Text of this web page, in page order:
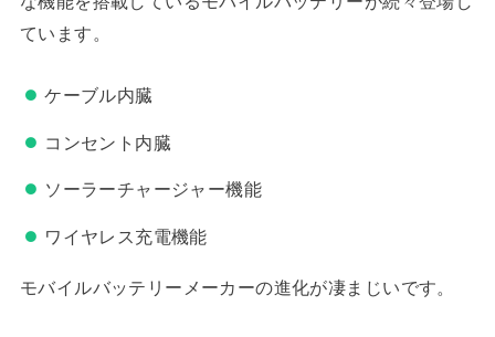
ています。
ケーブル内臓
コンセント内臓
ソーラーチャージャー機能
ワイヤレス充電機能
モバイルバッテリーメーカーの進化が凄まじいです。